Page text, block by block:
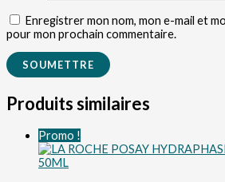
Enregistrer mon nom, mon e-mail et
pour mon prochain commentaire.
Produits similaires
Promo !